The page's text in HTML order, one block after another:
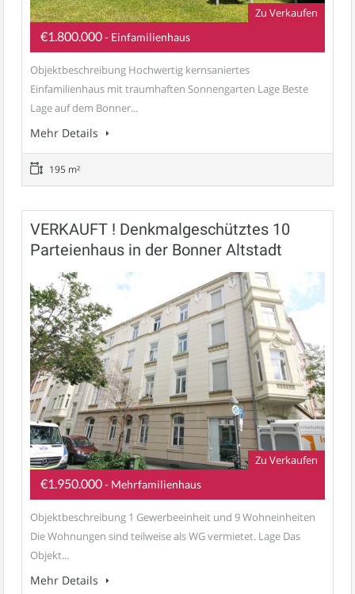
Zu Verkaufen
€1.800.000- Einfamilienhaus
Objektbeschreibung Hochwertig kernsaniertes
Einfamilienhaus mit traumhaften Sonnengarten Lage Beste
Lage auf dem Bonner...
Mehr Details
195 m²
VERKAUFT ! Denkmalgeschütztes 10
Parteienhaus in der Bonner Altstadt
Zu Verkaufen
€1.950.000- Mehrfamilienhaus
Objektbeschreibung 1 Gewerbeeinheit und 9 Wohneinheiten
Die Wohnungen sind teilweise als WG vermietet. Lage Das
Objekt...
Mehr Details